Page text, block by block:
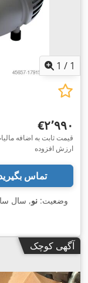
1 / 1
‎€۲٬۹۹۰
ارزش افزوده
تماس
وضعیت: نو, سال
آگهی کوچک